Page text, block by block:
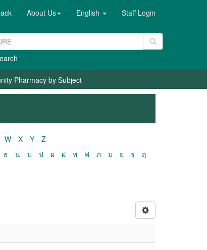
About Us English Staff Login
Pharmacy by Subject
W X Y
Z
ธ น บ ป ผ ฝ พ ฟ ภ ม ย ร
ฤ